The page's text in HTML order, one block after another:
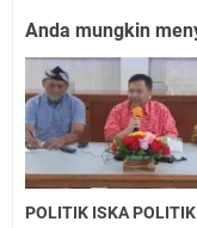
Anda mungkin
POLITIK ISKA POLITIK